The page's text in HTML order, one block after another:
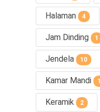
Halaman 4
Jam Dinding 1
Jendela 10
Kamar Mandi 1
Keramik 2